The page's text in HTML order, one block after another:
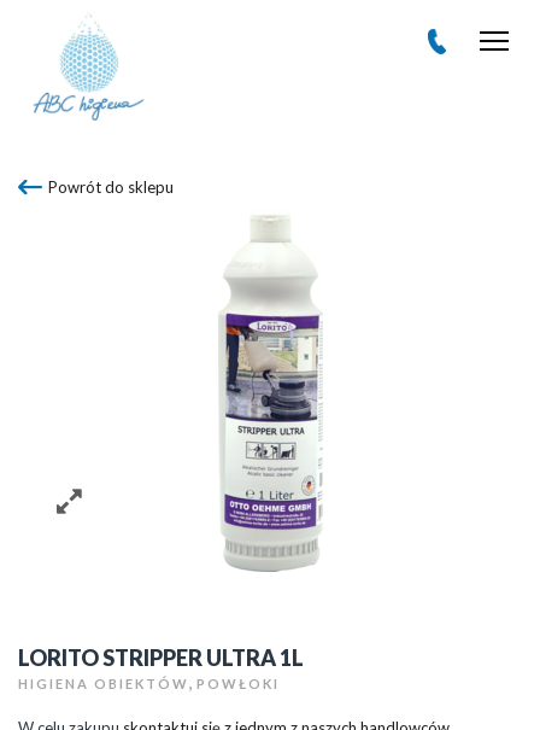
Powrót do sklepu
LORITO STRIPPER ULTRA 1L
HIGIENA OBIEKTÓW, POWŁOKI